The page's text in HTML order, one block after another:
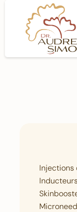
Injections